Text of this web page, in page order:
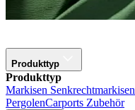
Produkttyp
Produkttyp
Markisen Senkrechtmarkisen
PergolenCarports Zubehör